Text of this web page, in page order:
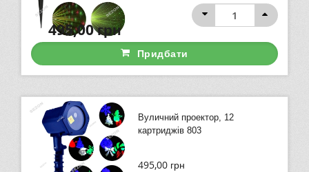
495,00грн
Придбати
Вуличний проектор, 12
картриджів 803
495,00 грн